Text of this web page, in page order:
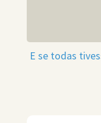
E se todas